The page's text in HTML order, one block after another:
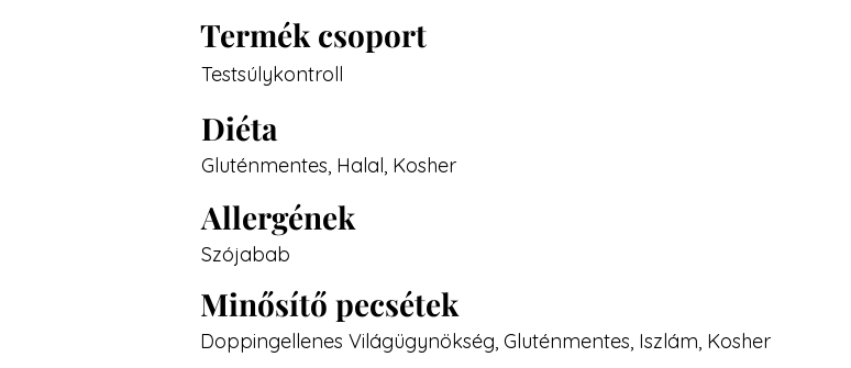
Termék csoport
Testsúlykontroll
Diéta
Gluténmentes, Halal, Kosher
Allergének
Szójabab
Minősítő pecsétek
Doppingellenes Világügynökség, Gluténmentes, Iszlám, Kosher